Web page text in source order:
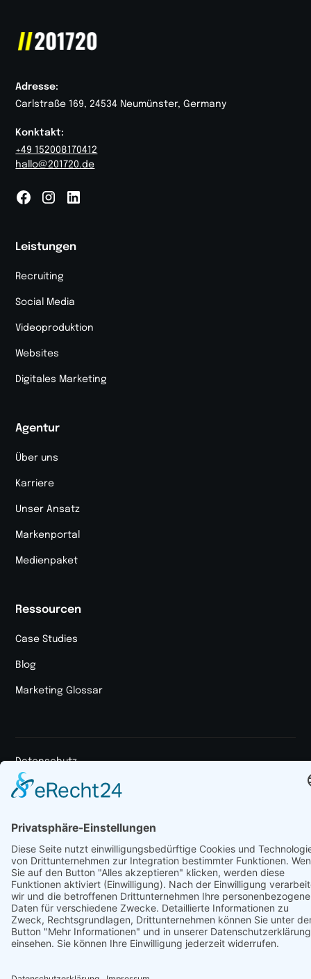
Adresse:
Carlstraße 169, 24534 Neumünster, Germany
Konktakt:
+49 152008170412
hallo@201720.de
Leistungen
Recruiting
Social Media
Videoproduktion
Websites
Digitales Marketing
Agentur
Über uns
Karriere
Unser Ansatz
Markenportal
Medienpaket
Ressourcen
Case Studies
Blog
Marketing Glossar
© 2025 Jasper & die Bagaluten GmbH. All rights reserved.
Datenschutz
Impressum